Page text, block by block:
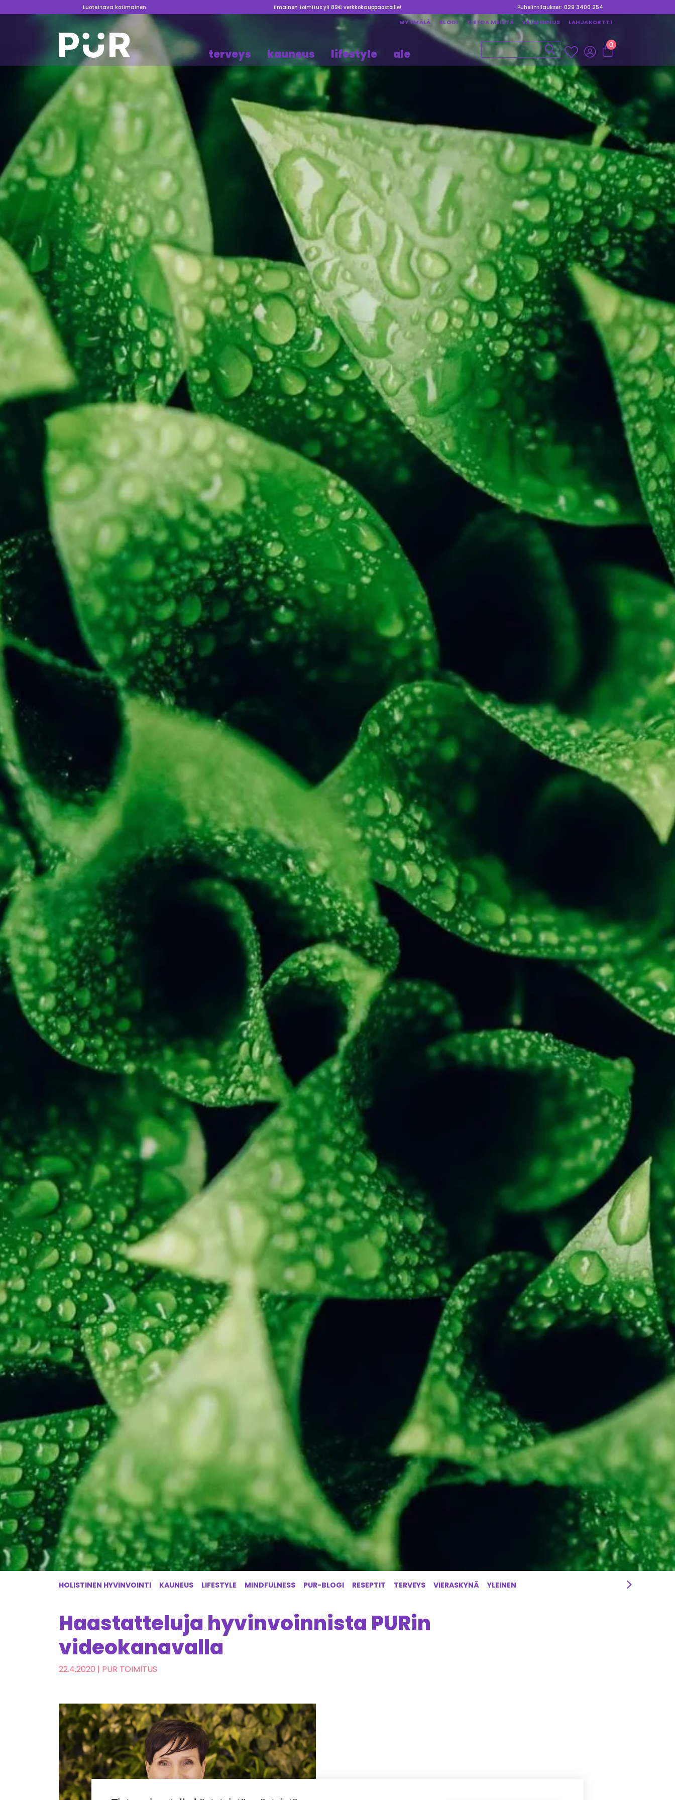
Luotettava kotimainen Ilmainen toimitus yli 89€ verkkokauppaostoille! Puhelintilaukset: 029 3400 254
MYYMÄLÄ BLOGI TIETOA MEISTÄ VALMENNUS LAHJAKORTTI
terveys kauneus lifestyle ale
0
HOLISTINEN HYVINVOINTI KAUNEUS LIFESTYLE MINDFULNESS PUR-BLOGI RESEPTIT TERVEYS VIERASKYNÄ YLEINEN
Haastatteluja hyvinvoinnista PURin
videokanavalla
22.4.2020 | PUR TOIMITUS